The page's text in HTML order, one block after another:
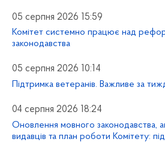
05 серпня 2026 15:59
Комітет системно працює над
законодавства
05 серпня 2026 10:14
Підтримка ветеранів. Важливе за
04 серпня 2026 18:24
Оновлення мовного законодавства,
видавців та план роботи Комітету: